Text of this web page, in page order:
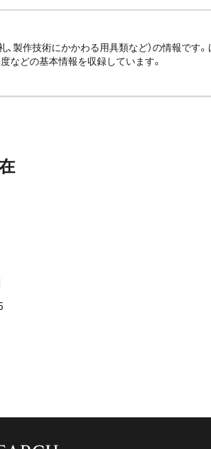
製作技術にかかわる用具類など）の情報です
度などの基本情報を収録しています。